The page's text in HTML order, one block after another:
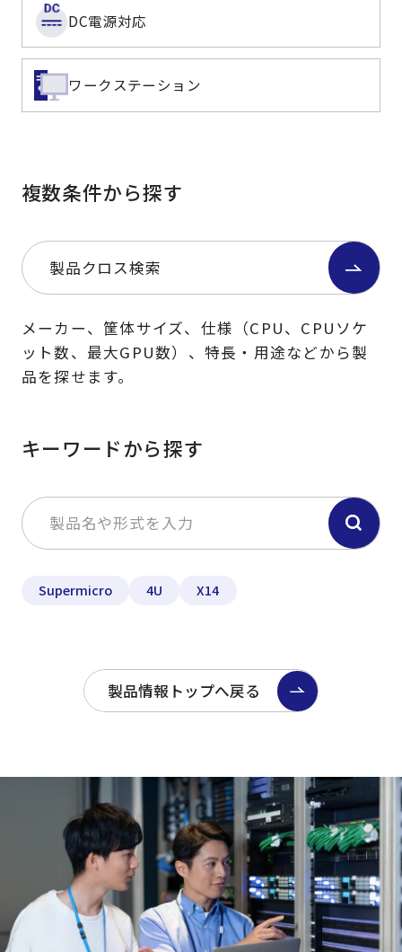
DC電源対応
ワークステーション
複数条件から探す
製品クロス検索
メーカー、筐体サイズ、仕様（CPU、CPUソケ
ット数、最大GPU数）、特長・用途などから製
品を探せます。
キーワードから探す
Supermicro 4U X14
製品情報トップへ戻る